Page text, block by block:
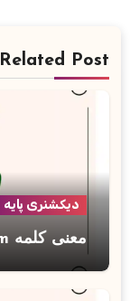
Related Post
دیکشنری پایه
معنی کلمه Zoom به فارسی با چند مثال